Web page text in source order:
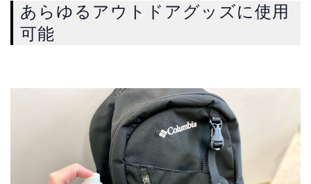
あらゆるアウトドアグッズに使用
可能